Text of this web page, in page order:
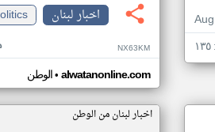
اخبار لبنان
NX63KM
الوطن• alwatanonline.com
اخبار لبنان من الوطن